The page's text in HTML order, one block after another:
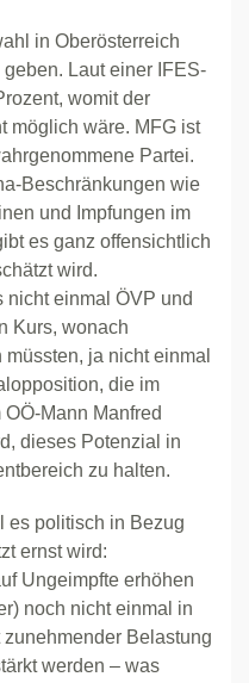
in Oberösterreich
Laut einer IFES-
womit der
möglich wäre. MFG ist
Partei.
Beschränkungen wie
und Impfungen im
es ganz offensichtlich
wird.
nicht einmal ÖVP und
Kurs, wonach
ja nicht einmal
die im
Mann Manfred
dieses Potenzial in
zu halten.
es politisch in Bezug
ernst wird:
Ungeimpfte erhöhen
noch nicht einmal in
Belastung
werden – was